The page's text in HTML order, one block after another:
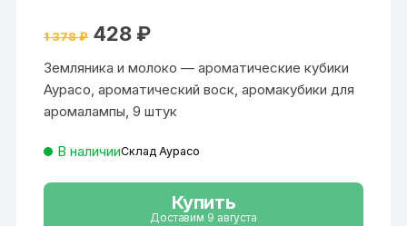
на основе
пользовате
лей
1 378₽ Первоначальная
цена
1
378 ₽.
428 ₽Текущая
Земляника и молоко — ароматические кубики
Аурасо, ароматический воск, аромакубики для
аромалампы, 9 штук
В наличииСклад Аурасо
Купить
Доставим 9 августа